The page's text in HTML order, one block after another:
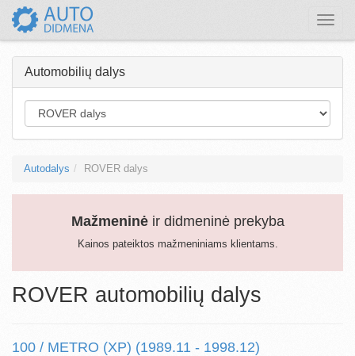
Toggle
Automobilių dalys
Autodalys ROVER dalys
Mažmeninėir didmeninė prekyba
Kainos pateiktos mažmeniniams klientams.
ROVER automobilių dalys
100 / METRO (XP) (1989.11 - 1998.12)